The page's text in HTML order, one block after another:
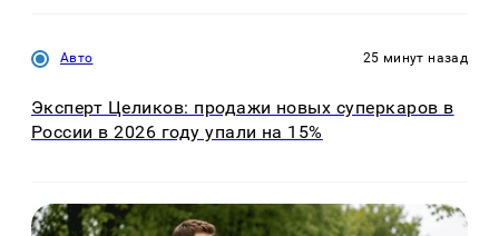
Авто 25 минут назад
Эксперт Целиков: продажи новых суперкаров в
России в 2026 году упали на 15%